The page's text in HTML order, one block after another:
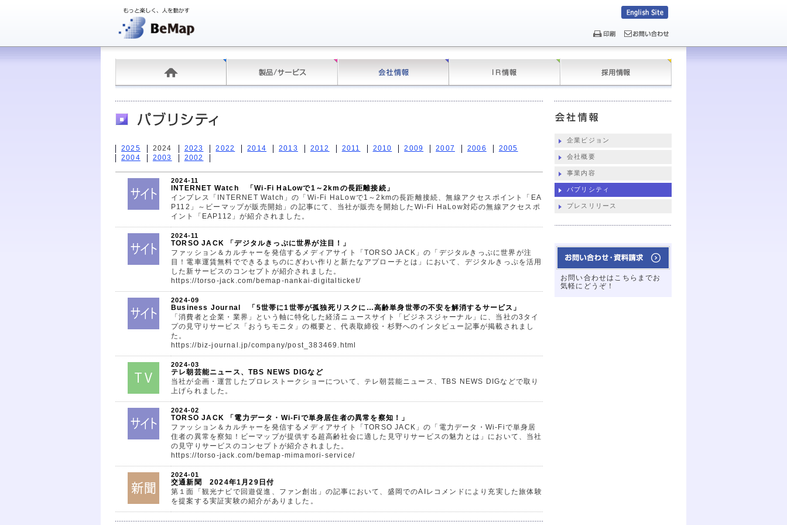
2025 2024 2023 2022 2014 2013 2012 2011 2010 2009 2007 2006
2005
2004
2003 2002
2024-11
INTERNET Watch 「Wi-Fi HaLowで1～2kmの長距離接続」
インプレス「INTERNET Watch」の「Wi-Fi HaLowで1～2kmの長距離接続、無線アクセスポイント「EA
P112」～ビーマップが販売開始」の記事にて、当社が販売を開始したWi-Fi HaLow対応の無線アクセスポ
イント「EAP112」が紹介されました。
2024-11
TORSO JACK 「デジタルきっぷに世界が注目！」
ファッション＆カルチャーを発信するメディアサイト「TORSO JACK」の「デジタルきっぷに世界が注
目！電車運賃無料でできるまちのにぎわい作りと新たなアプローチとは」において、デジタルきっぷを活用
した新サービスのコンセプトが紹介されました。
https://torso-jack.com/bemap-nankai-digitalticket/
2024-09
Business Journal 「5世帯に1世帯が孤独死リスクに…高齢単身世帯の不安を解消するサービス」
「消費者と企業・業界」という軸に特化した経済ニュースサイト「ビジネスジャーナル」に、当社の3タイ
プの見守りサービス「おうちモニタ」の概要と、代表取締役・杉野へのインタビュー記事が掲載されまし
た。
https://biz-journal.jp/company/post_383469.html
2024-03
テレ朝芸能ニュース、TBS NEWS DIGなど
当社が企画・運営したプロレストークショーについて、テレ朝芸能ニュース、TBS NEWS DIGなどで取り
上げられました。
2024-02
TORSO JACK 「電力データ・Wi-Fiで単身居住者の異常を察知！」
ファッション＆カルチャーを発信するメディアサイト「TORSO JACK」の「電力データ・Wi-Fiで単身居
住者の異常を察知！ビーマップが提供する超高齢社会に適した見守りサービスの魅力とは」において、当社
の見守りサービスのコンセプトが紹介されました。
https://torso-jack.com/bemap-mimamori-service/
2024-01
交通新聞 2024年1月29日付
第１面「観光ナビで回遊促進、ファン創出」の記事において、盛岡でのAIレコメンドにより充実した旅体験
を提案する実証実験の紹介がありました。
企業ビジョン
会社概要
事業内容
パブリシティ
プレスリリース
お問い合わせはこちらまでお
気軽にどうぞ！